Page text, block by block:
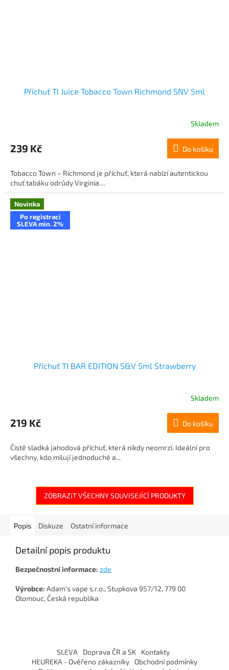
Příchuť TI Juice Tobacco Town Richmond SNV 5ml
Skladem
239 Kč Do košíku
Tobacco Town – Richmond je příchuť, která nabízí autentickou
chuť tabáku odrůdy Virginia....
Novinka
Po registraci
SLEVA min. 2%
Příchuť TI BAR EDITION S&V 5ml Strawberry
Skladem
219 Kč Do košíku
Čistě sladká jahodová příchuť, která nikdy neomrzí. Ideální pro
všechny, kdo milují jednoduché a...
ZOBRAZIT VŠECHNY SOUVISEJÍCÍ PRODUKTY
Popis Diskuze Ostatní informace
Detailní popis produktu
Bezpečnostní informace: zde
Výrobce: Adam's vape s.r.o., Stupkova 957/12, 779 00
Olomouc, Česká republika
SLEVA Doprava ČR a SK
Kontakty
HEUREKA - Ověřeno zákazníky
Obchodní podmínky